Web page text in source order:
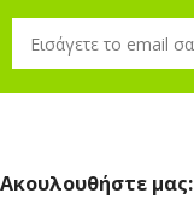
Ακουλουθήστε μας: